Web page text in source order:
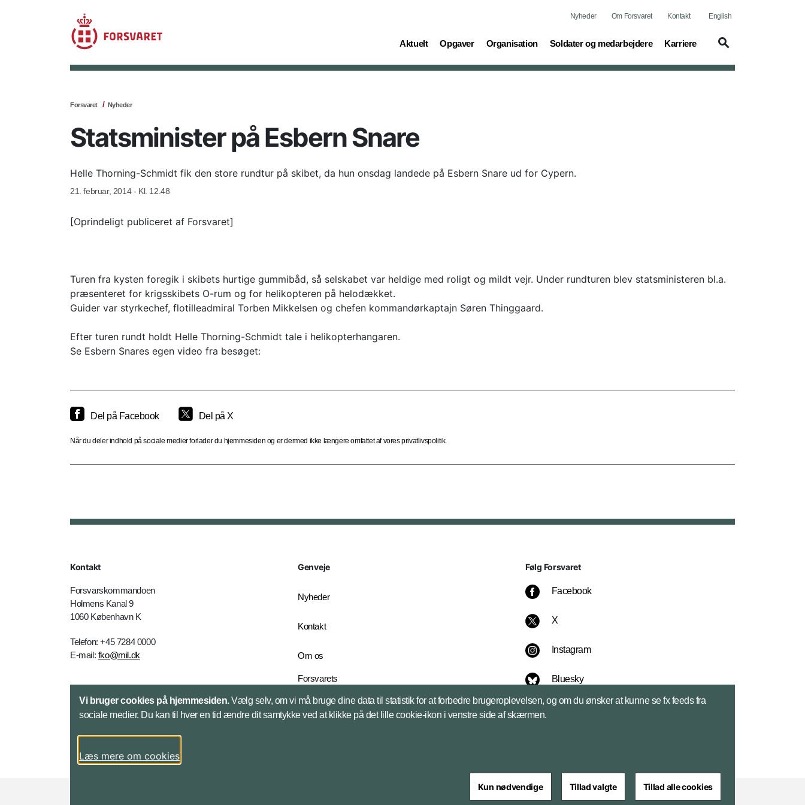
Nyheder Om Forsvaret Kontakt English
Aktuelt
(current) Opgaver
(current) Organisation
(current) Soldater og medarbejdere
(current) Karriere
(current)
Forsvaret Nyheder
Statsminister på Esbern Snare
Helle Thorning-Schmidt fik den store rundtur på skibet, da hun onsdag landede på Esbern Snare ud for Cypern.
21. februar, 2014 - Kl. 12.48
[Oprindeligt publiceret af Forsvaret]
Turen fra kysten foregik i skibets hurtige gummibåd, så selskabet var heldige med roligt og mildt vejr. Under rundturen blev statsministeren bl.a.
præsenteret for krigsskibets O-rum og for helikopteren på helodækket.
Guider var styrkechef, flotilleadmiral Torben Mikkelsen og chefen kommandørkaptajn Søren Thinggaard.
Efter turen rundt holdt Helle Thorning-Schmidt tale i helikopterhangaren.
Se Esbern Snares egen video fra besøget:
Del på Facebook Del på X
Når du deler indhold på sociale medier forlader du hjemmesiden og er dermed ikke længere omfattet af vores privatlivspolitik.
Kontakt
Forsvarskommandoen
Holmens Kanal 9
1060 København K
Telefon: +45 7284 0000
E-mail: fko@mil.dk
Kontakt
Genveje
Nyheder
Kontakt
Om os
Forsvarets
English Edition
Følg Forsvaret
Facebook
X
Instagram
Bluesky
LinkedIn
Vi bruger cookies på hjemmesiden.Vælg selv, om vi må bruge dine data til statistik for at forbedre brugeroplevelsen, og om du ønsker at kunne se fx feeds fra
sociale medier. Du kan til hver en tid ændre dit samtykke ved at klikke på det lille cookie-ikon i venstre side af skærmen.
Læs mere om cookies
Kun nødvendige Tillad valgte Tillad alle cookies